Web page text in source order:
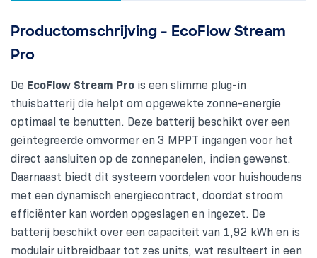
Productomschrijving - EcoFlow Stream
Pro
De EcoFlow Stream Pro is een slimme plug-in
thuisbatterij die helpt om opgewekte zonne-energie
optimaal te benutten. Deze batterij beschikt over een
geïntegreerde omvormer en 3 MPPT ingangen voor het
direct aansluiten op de zonnepanelen, indien gewenst.
Daarnaast biedt dit systeem voordelen voor huishoudens
met een dynamisch energiecontract, doordat stroom
efficiënter kan worden opgeslagen en ingezet. De
batterij beschikt over een capaciteit van 1,92 kWh en is
modulair uitbreidbaar tot zes units, wat resulteert in een